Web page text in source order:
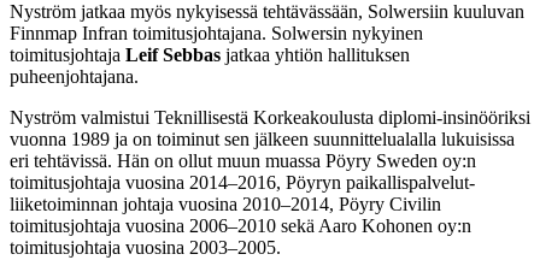
Nyström jatkaa myös nykyisessä tehtävässään, Solwersiin kuuluvan
Finnmap Infran toimitusjohtajana. Solwersin nykyinen
toimitusjohtaja Leif Sebbas jatkaa yhtiön hallituksen
puheenjohtajana.
Nyström valmistui Teknillisestä Korkeakoulusta diplomi-insinööriksi
vuonna 1989 ja on toiminut sen jälkeen suunnittelualalla lukuisissa
eri tehtävissä. Hän on ollut muun muassa Pöyry Sweden oy:n
toimitusjohtaja vuosina 2014–2016, Pöyryn paikallispalvelut-
liiketoiminnan johtaja vuosina 2010–2014, Pöyry Civilin
toimitusjohtaja vuosina 2006–2010 sekä Aaro Kohonen oy:n
toimitusjohtaja vuosina 2003–2005.